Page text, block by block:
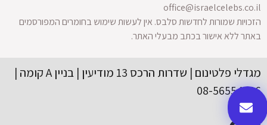
office@israelcelebs.co.il
הזכויות שמורות לחדשות סלבס. אין לעשות שימוש בחומרים המפורסמים
באתר ללא אישור בכתב מבעלי האתר.
מגדלי פלטינום | שדרות הרכס 13 מודיעין | בניין A קומה |
08-56554416